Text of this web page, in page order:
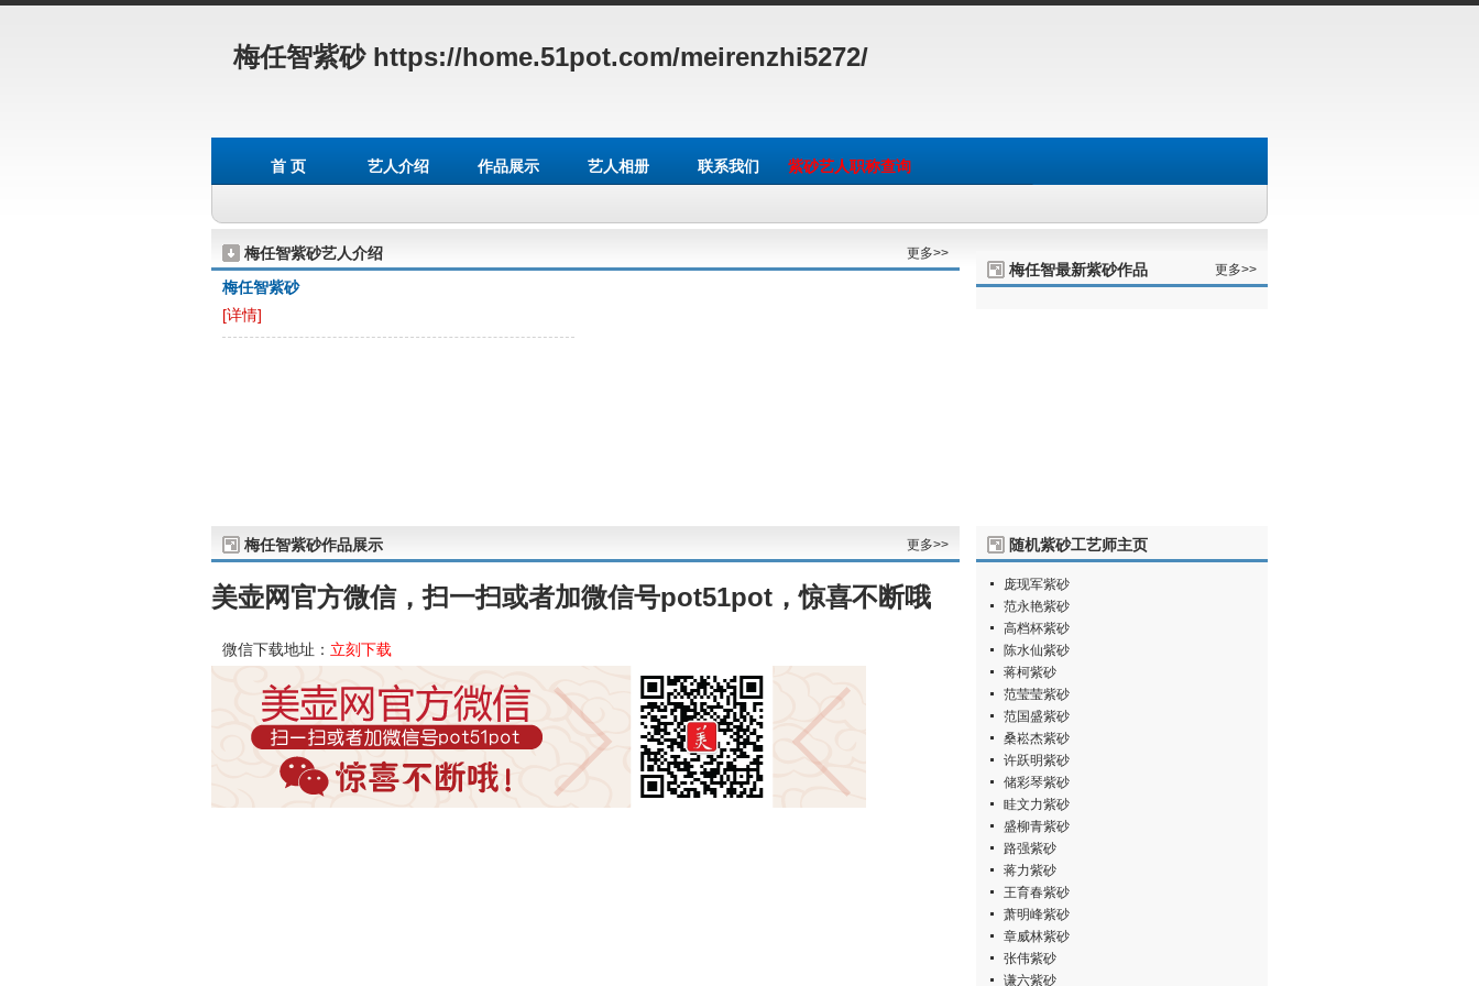
梅任智紫砂https://home.51pot.com/meirenzhi5272/
首 页 艺人介绍 作品展示 艺人相册 联系我们 紫砂艺人职称查询
梅任智紫砂艺人介绍 更多>>
梅任智紫砂
[详情]
梅任智最新紫砂作品 更多>>
梅任智紫砂作品展示 更多>>
美壶网官方微信，扫一扫或者加微信号pot51pot，惊喜不断哦
微信下载地址： 立刻下载
随机紫砂工艺师主页
庞现军紫砂
范永艳紫砂
高档杯紫砂
陈水仙紫砂
蒋柯紫砂
范莹莹紫砂
范国盛紫砂
桑崧杰紫砂
许跃明紫砂
储彩琴紫砂
眭文力紫砂
盛柳青紫砂
路强紫砂
蒋力紫砂
王育春紫砂
萧明峰紫砂
章威林紫砂
张伟紫砂
谦六紫砂